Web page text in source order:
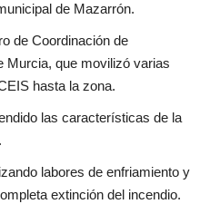
de Mazarrón.
de Coordinación de
Murcia, que movilizó varias
hasta la zona.
las características de la
labores de enfriamiento y
extinción del incendio.